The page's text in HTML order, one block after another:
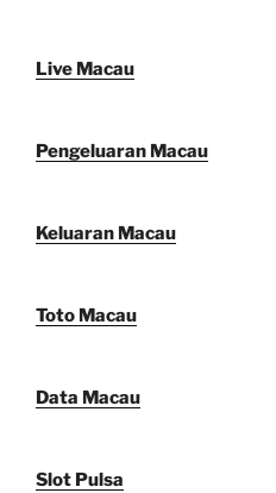
Live Macau
Pengeluaran Macau
Keluaran Macau
Toto Macau
Data Macau
Slot Pulsa